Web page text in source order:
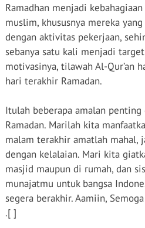
Ramadhan menjadi
muslim, khususnya mereka
dengan aktivitas pekerjaan,
sebanya satu kali menjadi
motivasinya, tilawah Al-Qur’an
hari terakhir Ramadan.
Itulah beberapa amalan
Ramadan. Marilah kita
malam terakhir amatlah mahal,
dengan kelalaian. Mari kita
masjid maupun di rumah, dan
munajatmu untuk bangsa
segera berakhir. Aamiin,
.[ ]